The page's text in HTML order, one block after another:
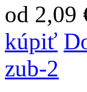
od 2,09
kúpiť
zub-2